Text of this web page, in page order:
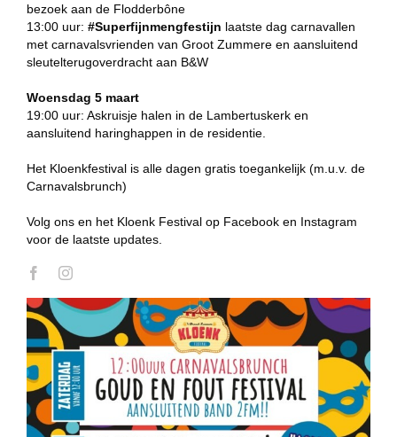
bezoek aan de Flodderbône
13:00 uur: #Superfijnmengfestijn laatste dag carnavallen
met carnavalsvrienden van Groot Zummere en aansluitend
sleutelterugoverdracht aan B&W
Woensdag 5 maart
19:00 uur: Askruisje halen in de Lambertuskerk en
aansluitend haringhappen in de residentie.
Het Kloenkfestival is alle dagen gratis toegankelijk (m.u.v. de
Carnavalsbrunch)
Volg ons en het Kloenk Festival op Facebook en Instagram
voor de laatste updates.